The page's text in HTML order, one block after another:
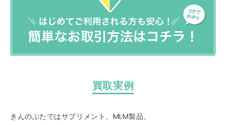
買取実例
きんのぶたではサプリメント、MLM製品、